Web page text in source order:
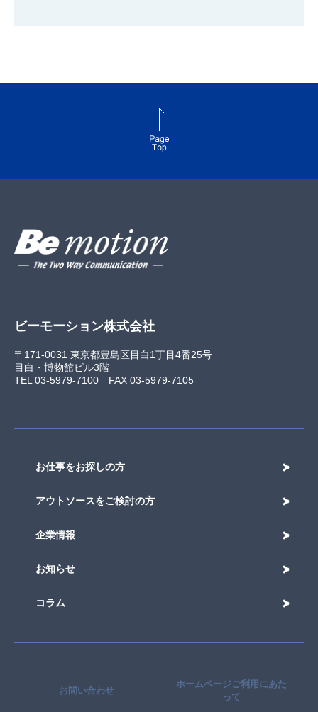
ビーモーション株式会社
〒171-0031 東京都豊島区目白1丁目4番25号
目白・博物館ビル3階
TEL 03-5979-7100
FAX 03-5979-7105
お仕事をお探しの方
アウトソースをご検討の方
企業情報
お知らせ
コラム
お問い合わせ
ホームページご利用にあた
って